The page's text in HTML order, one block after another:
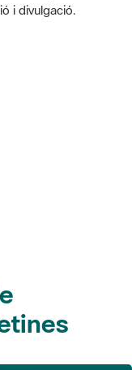
i divulgació.
es de 0 estrellas de